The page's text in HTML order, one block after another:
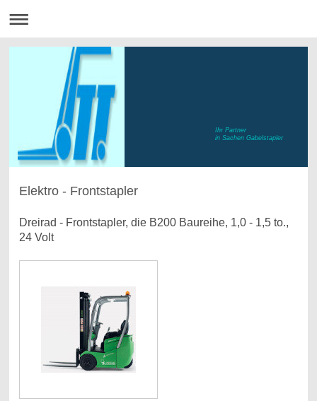
Ihr Partner
in Sachen Gabelstapler
Elektro - Frontstapler
Dreirad - Frontstapler, die B200 Baureihe, 1,0 - 1,5 to.,
24 Volt